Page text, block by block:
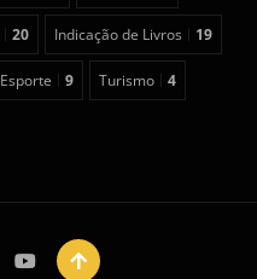
20 Indicação de Livros 19
Esporte 9 Turismo 4